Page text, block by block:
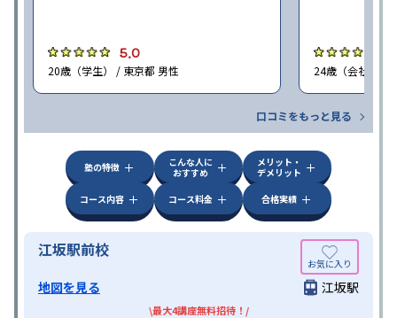
5.0
20歳（学生） / 東京都 男性 24歳（会社員<
口コミをもっと見る
塾の特徴
こんな人に
おすすめ
メリット・
デメリット
コース内容
コース料金 合格実績
江坂駅前校
地図を見る 江坂駅
\最大4講座無料招待！/